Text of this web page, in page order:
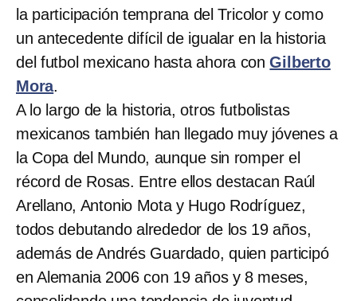
la participación temprana del Tricolor y como
un antecedente difícil de igualar en la historia
del futbol mexicano hasta ahora conGilberto
Mora.
A lo largo de la historia, otros futbolistas
mexicanos también han llegado muy jóvenes a
la Copa del Mundo, aunque sin romper el
récord de Rosas. Entre ellos destacan Raúl
Arellano, Antonio Mota y Hugo Rodríguez,
todos debutando alrededor de los 19 años,
además de Andrés Guardado, quien participó
en Alemania 2006 con 19 años y 8 meses,